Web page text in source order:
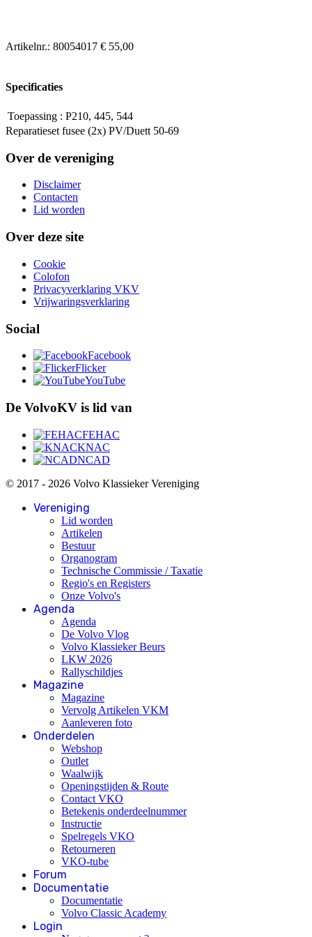
Artikelnr.: 80054017 € 55,00
Specificaties
Toepassing : P210, 445, 544
Reparatieset fusee (2x) PV/Duett 50-69
Over de vereniging
Disclaimer
Contacten
Lid worden
Over deze site
Cookie
Colofon
Privacyverklaring VKV
Vrijwaringsverklaring
Social
Facebook
Flicker
YouTube
De VolvoKV is lid van
FEHAC
KNAC
NCAD
© 2017 - 2026 Volvo Klassieker Vereniging
Vereniging
Lid worden
Artikelen
Bestuur
Organogram
Technische Commissie / Taxatie
Regio's en Registers
Onze Volvo's
Agenda
Agenda
De Volvo Vlog
Volvo Klassieker Beurs
LKW 2026
Rallyschildjes
Magazine
Magazine
Vervolg Artikelen VKM
Aanleveren foto
Onderdelen
Webshop
Outlet
Waalwijk
Openingstijden & Route
Contact VKO
Betekenis onderdeelnummer
Instructie
Spelregels VKO
Retourneren
VKO-tube
Forum
Documentatie
Documentatie
Volvo Classic Academy
Login